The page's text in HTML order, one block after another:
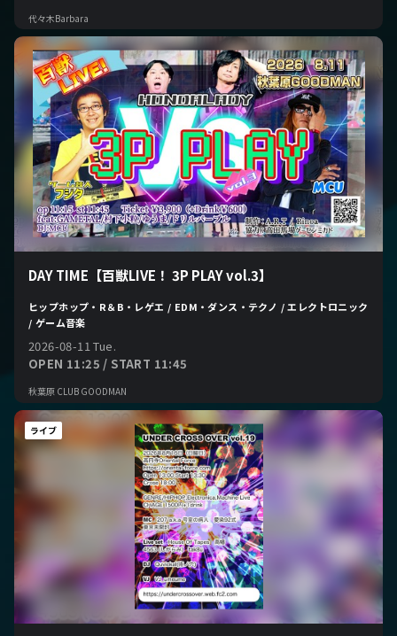
代々木Barbara
DAY TIME【百獣LIVE！ 3P PLAY vol.3】
ヒップホップ・R＆B・レゲエ / EDM・ダンス・テクノ / エレクトロニック
/ ゲーム音楽
2026-08-11 Tue.
OPEN 11:25 / START 11:45
秋葉原 CLUB GOODMAN
ライブ